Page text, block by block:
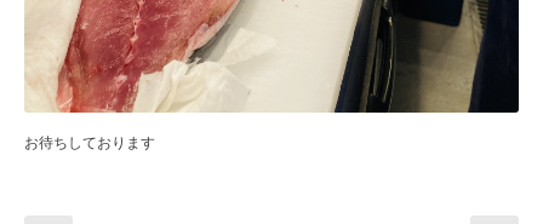
お待ちしております